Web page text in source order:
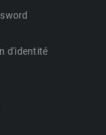
d'identité